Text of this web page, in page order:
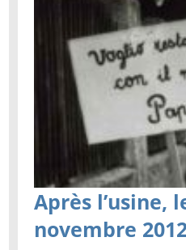
Après l’usine,
novembre